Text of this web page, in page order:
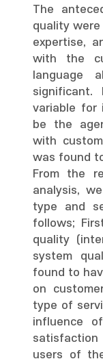
The
quality
expertise,
with the
significant.
variable for
be the
with
was found
From the
analysis,
type and
follows;
quality
system
found to
on
type of
influence
users of